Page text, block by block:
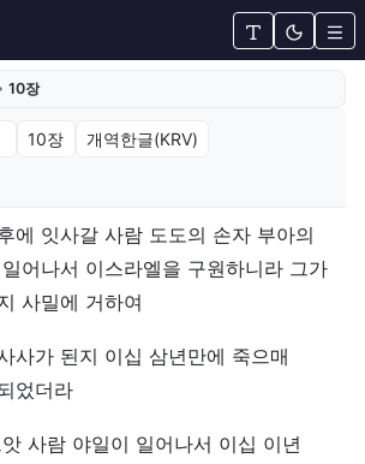
10장
장 (개역한글(KRV))
에 잇사갈 사람 도도의 손자 부아의
어나서 이스라엘을 구원하니라 그가
사밀에 거하여
사가 된지 이십 삼년만에 죽으매
었더라
사람 야일이 일어나서 이십 이년